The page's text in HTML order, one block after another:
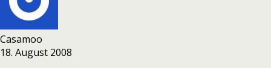
Casamoo
18. August 2008